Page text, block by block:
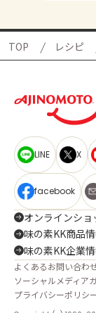
TOP レシピ
LINE X
facebook
オンラインショ
味の素KK商品
味の素KK企業
よくあるお問い合わ
ソーシャルメディア
プライバシーポリシ